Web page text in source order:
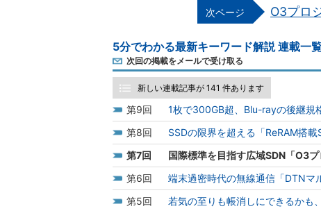
O3プロ
5分でわかる最新キーワード解説 連載一
次回の掲載をメールで受け取る
新しい連載記事が 141 件あります
9
1枚で300GB超、Blu-rayの後継規
8
SSDの限界を超える「ReRAM搭載
7
国際標準を目指す広域SDN「O3
6
端末過密時代の無線通信「DTNマ
5
若気の至りも帳消しにできるかも